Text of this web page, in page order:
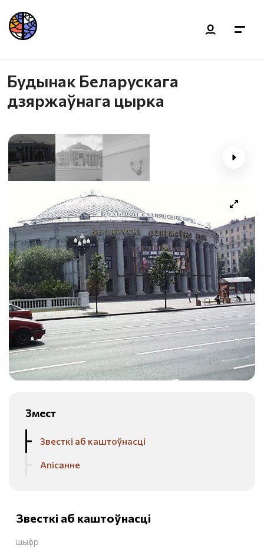
Будынак Беларускага
дзяржаўнага цырка
Змест
Звесткі аб каштоўнасці
Апісанне
Звесткі аб каштоўнасці
шыфр